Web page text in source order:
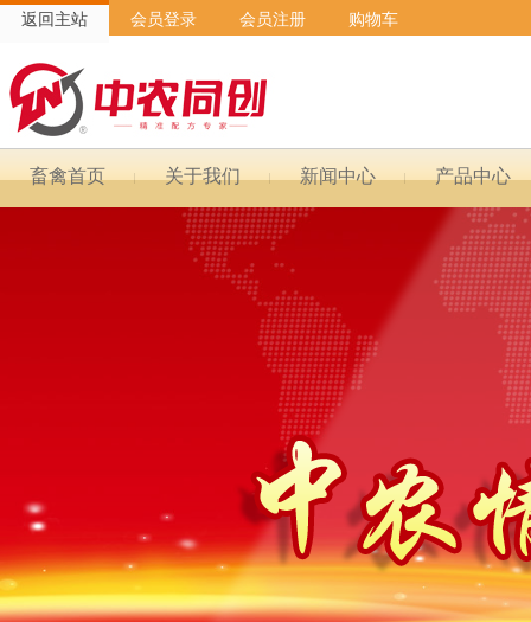
返回主站 会员登录 会员注册 购物车
畜禽首页 关于我们 新闻中心 产品中心